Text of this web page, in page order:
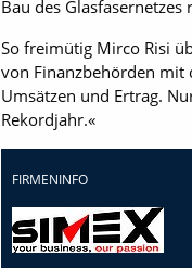
Bau des Glasfasernetzes
So freimütig Mirco Risi
von Finanzbehörden mit
Umsätzen und Ertrag.
Rekordjahr.«
FIRMENINFO